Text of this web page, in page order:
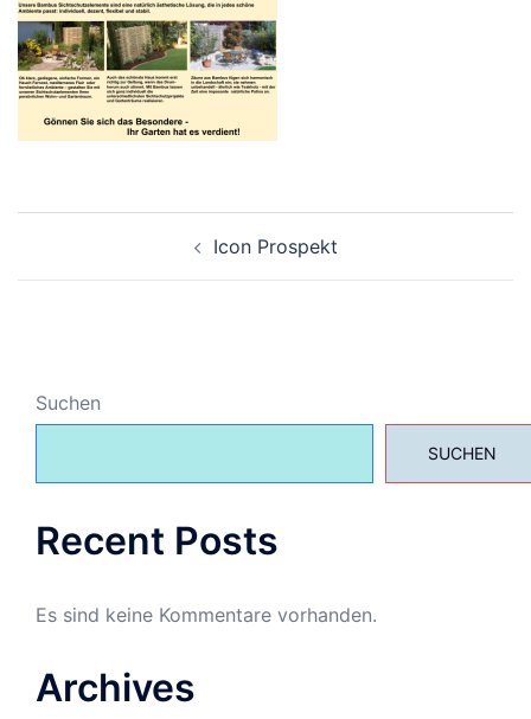
Icon Prospekt
Suchen
SUCHEN
Recent Posts
Es sind keine Kommentare vorhanden.
Archives